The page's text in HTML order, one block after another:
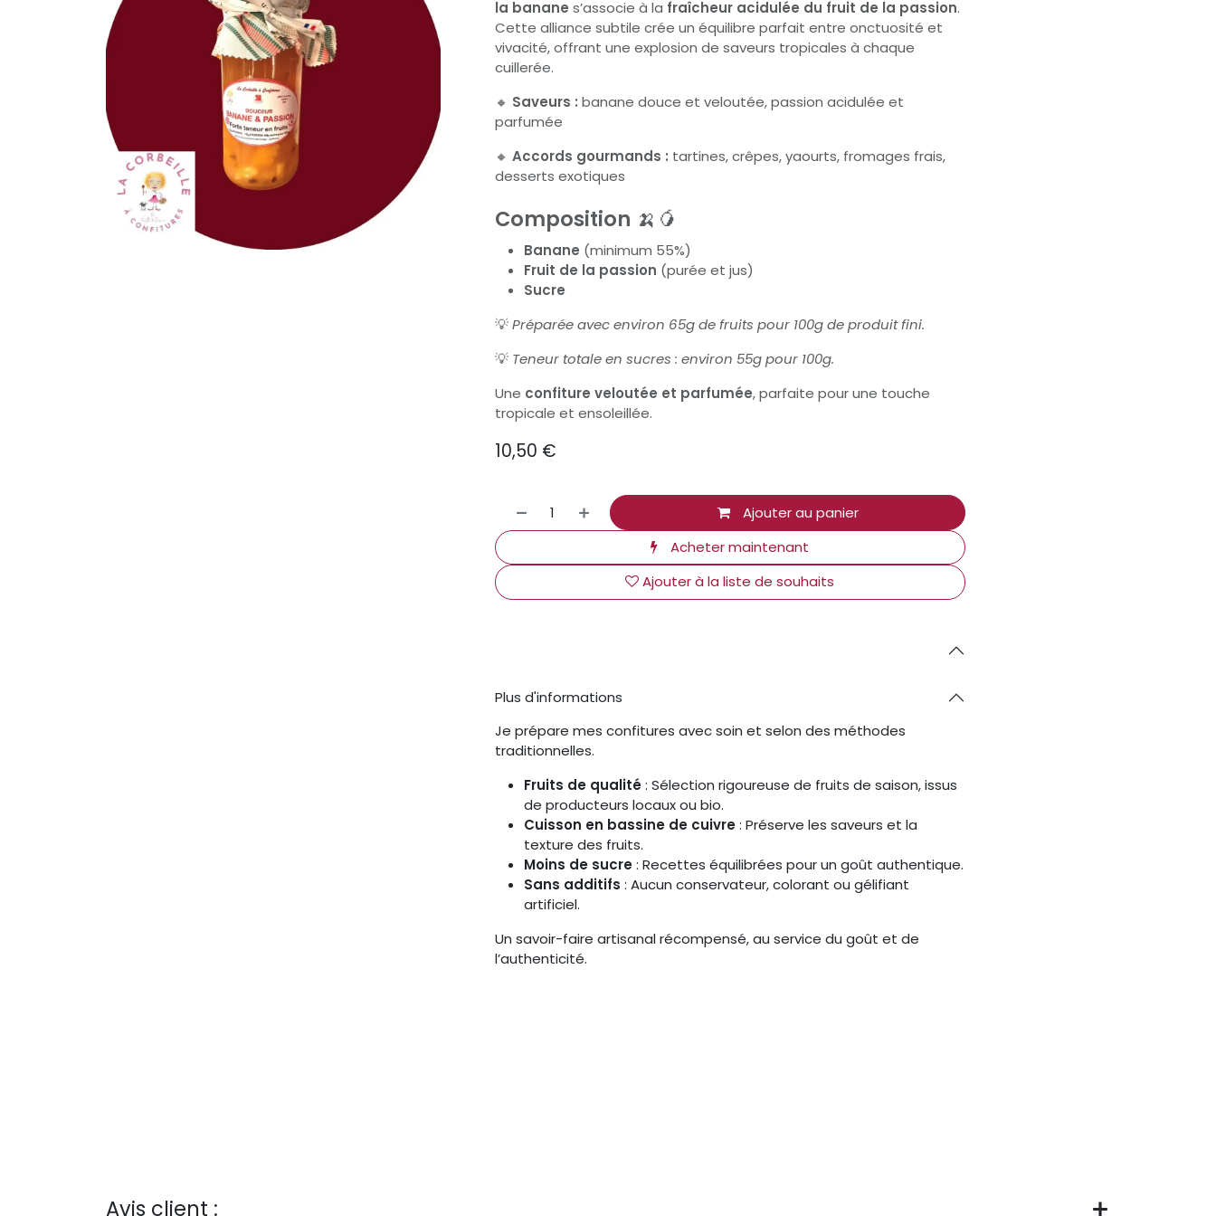
la banane s’associe à la fraîcheur acidulée du fruit de la passion.
Cette alliance subtile crée un équilibre parfait entre onctuosité et
vivacité, offrant une explosion de saveurs tropicales à chaque
cuillerée.
🔸 Saveurs : banane douce et veloutée, passion acidulée et
parfumée
🔸 Accords gourmands : tartines, crêpes, yaourts, fromages frais,
desserts exotiques
Composition 🍌🥭
Banane (minimum 55%)
Fruit de la passion (purée et jus)
Sucre
💡Préparée avec environ 65g de fruits pour 100g de produit fini.
💡 Teneur totale en sucres : environ 55g pour 100g.
Une confiture veloutée et parfumée, parfaite pour une touche
tropicale et ensoleillée.
10,50 €
Ajouter au panier
Acheter maintenant
Ajouter à la liste de souhaits
Plus d'informations
Je prépare mes confitures avec soin et selon des méthodes
traditionnelles.
Fruits de qualité: Sélection rigoureuse de fruits de saison, issus
de producteurs locaux ou bio.
Cuisson en bassine de cuivre: Préserve les saveurs et la
texture des fruits.
Moins de sucre: Recettes équilibrées pour un goût authentique.
Sans additifs : Aucun conservateur, colorant ou gélifiant
artificiel.
Un savoir-faire artisanal récompensé, au service du goût et de
l’authenticité.
Avis client :